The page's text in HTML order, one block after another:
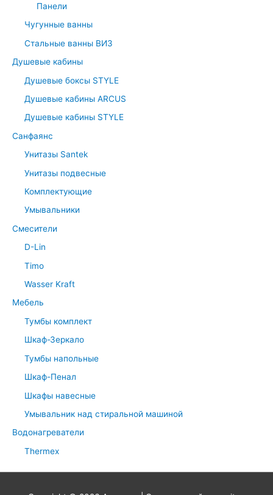
Панели
Чугунные ванны
Стальные ванны ВИЗ
Душевые кабины
Душевые боксы STYLE
Душевые кабины ARCUS
Душевые кабины STYLE
Санфаянс
Унитазы Santek
Унитазы подвесные
Комплектующие
Умывальники
Смесители
D-Lin
Timo
Wasser Kraft
Мебель
Тумбы комплект
Шкаф-Зеркало
Тумбы напольные
Шкаф-Пенал
Шкафы навесные
Умывальник над стиральной машиной
Водонагреватели
Thermex